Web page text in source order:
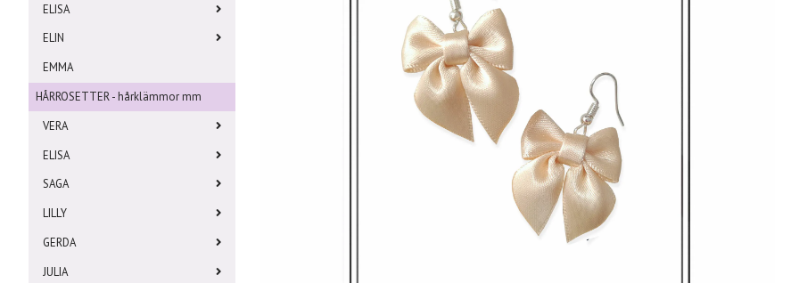
ELISA
ELIN
EMMA
HÅRROSETTER - hårklämmor mm
VERA
ELISA
SAGA
LILLY
GERDA
JULIA